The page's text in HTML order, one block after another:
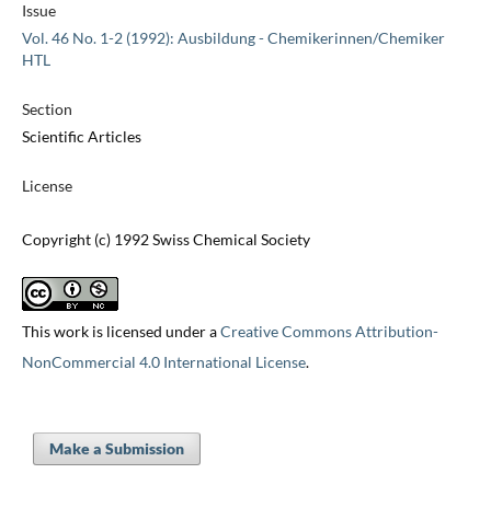
Issue
Vol. 46 No. 1-2 (1992): Ausbildung - Chemikerinnen/Chemiker
HTL
Section
Scientific Articles
License
Copyright (c) 1992 Swiss Chemical Society
This work is licensed under aCreative Commons Attribution-
NonCommercial 4.0 International License.
Make a Submission